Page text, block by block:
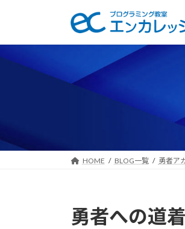
プ
動
HOME BLOG一覧 勇者ア
勇者への道